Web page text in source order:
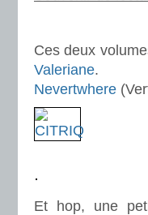
Ces deux
Valeriane.
Nevertwhere
Et hop, une